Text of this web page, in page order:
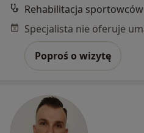
Rehabilitacja sportowców
Poproś o wizytę